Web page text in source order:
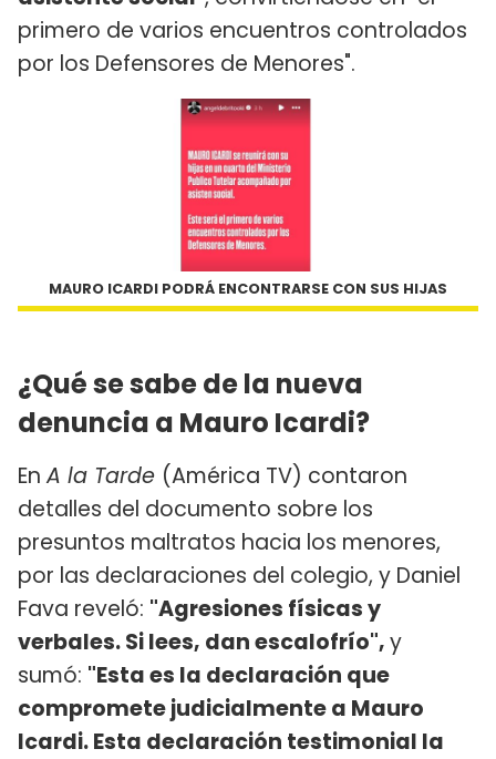
primero de varios encuentros controlados
por los Defensores de Menores".
MAURO ICARDI PODRÁ ENCONTRARSE CON SUS HIJAS
¿Qué se sabe de la nueva
denuncia a Mauro Icardi?
EnA la Tarde (América TV) contaron
detalles del documento sobre los
presuntos maltratos hacia los menores,
por las declaraciones del colegio, y Daniel
Fava reveló: "Agresiones físicas y
verbales. Si lees, dan escalofrío",y
sumó: "Esta es la declaración que
compromete judicialmente a Mauro
Icardi. Esta declaración testimonial la